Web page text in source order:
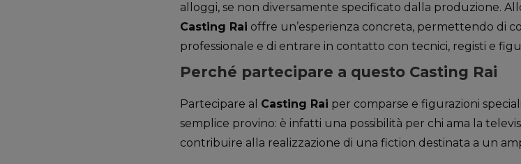
alloggi, se non diversamente specificato dalla produzione.
Casting Rai offre un’esperienza concreta, permettendo di
professionale e di entrare in contatto con tecnici, registi e
Perché partecipare a questo Casting Rai
Partecipare al Casting Rai per comparse e figurazioni
semplice provino: è infatti una possibilità per chi ama la
contribuire alla realizzazione di una fiction destinata a un